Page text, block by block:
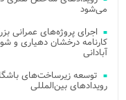
می‌شود
اجرای پروژه‌های عمرانی
کارنامه درخشان دهیاری و
آبادانی
توسعه زیرساخت‌های
رویدادهای بین‌المللی